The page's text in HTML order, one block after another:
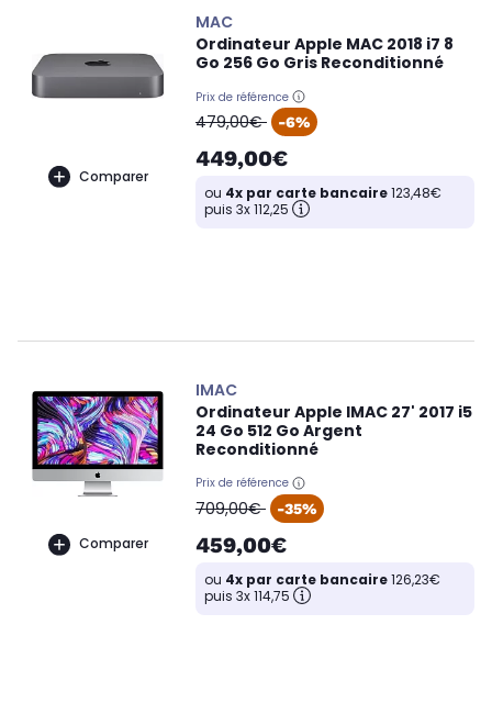
Comparer
MAC
Ordinateur Apple MAC 2018 i7 8
Go 256 Go Gris Reconditionné
Prix de référence
oldPrice
479,00€ -6%
449,00€
ou 4x par carte bancaire123,48€
puis 3x 112,25
Comparer
IMAC
Ordinateur Apple IMAC 27' 2017 i5
24 Go 512 Go Argent
Reconditionné
Prix de référence
oldPrice
709,00€ -35%
459,00€
ou 4x par carte bancaire126,23€
puis 3x 114,75